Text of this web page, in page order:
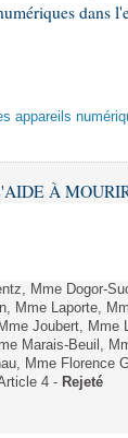
dans
appareils
À
Mme Dogor-
Mme Laporte,
Joubert,
Marais-Beuil,
Mme Florence
4 - Rejeté